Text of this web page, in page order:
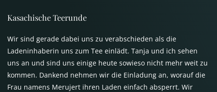
Kasachische Teerunde
Wir sind gerade dabei uns zu verabschieden als die
Ladeninhaberin uns zum Tee einlädt. Tanja und ich sehen
uns an und sind uns einige heute sowieso nicht mehr weit zu
kommen. Dankend nehmen wir die Einladung an, worauf die
Frau namens Merujert ihren Laden einfach absperrt. Wir